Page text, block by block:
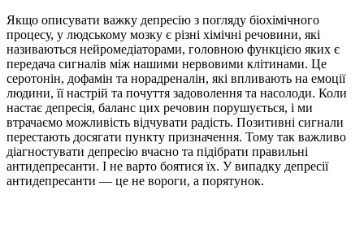
Якщо описувати важку депресію з погляду біохімічного
процесу, у людському мозку є різні хімічні речовини, які
називаються нейромедіаторами, головною функцією яких є
передача сигналів між нашими нервовими клітинами. Це
серотонін, дофамін та норадреналін, які впливають на емоції
людини, її настрій та почуття задоволення та насолоди. Коли
настає депресія, баланс цих речовин порушується, і ми
втрачаємо можливість відчувати радість. Позитивні сигнали
перестають досягати пункту призначення. Тому так важливо
діагностувати депресію вчасно та підібрати правильні
антидепресанти. І не варто боятися їх. У випадку депресії
антидепресанти — це не вороги, а порятунок.